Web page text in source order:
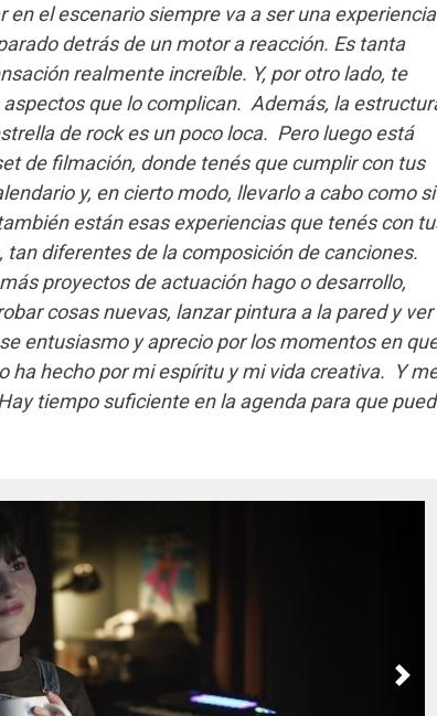
en el escenario siempre va a ser una experiencia
detrás de un motor a reacción. Es tanta
realmente increíble. Y, por otro lado, te
que lo complican. Además, la
de rock es un poco loca. Pero luego está
de filmación, donde tenés que cumplir con tus
y, en cierto modo, llevarlo a cabo como si
están esas experiencias que tenés con
diferentes de la composición de canciones.
proyectos de actuación hago o desarrollo,
cosas nuevas, lanzar pintura a la pared y ver
entusiasmo y aprecio por los momentos en
ha hecho por mi espíritu y mi vida creativa. Y
tiempo suficiente en la agenda para que